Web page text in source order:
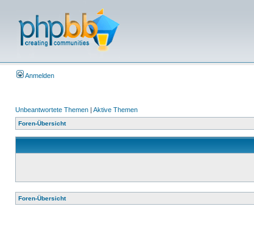
Anmelden
Unbeantwortete Themen | Aktive Themen
Foren-Übersicht
Foren-Übersicht